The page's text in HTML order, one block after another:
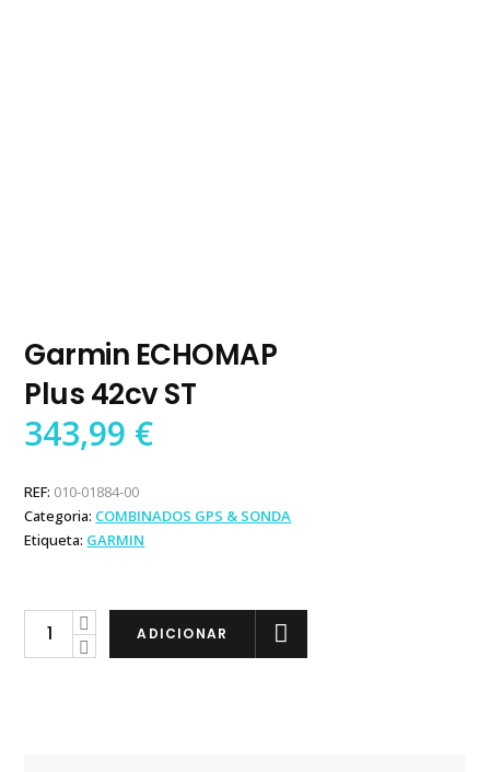
Garmin ECHOMAP
Plus 42cv ST
343,99 €
REF: 010-01884-00
Categoria: COMBINADOS GPS & SONDA
Etiqueta: GARMIN
Garmin
ECHOMAP
ADICIONAR